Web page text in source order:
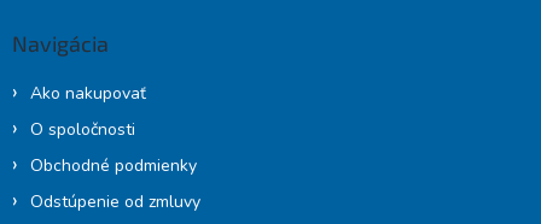
Navigácia
Ako nakupovať
O spoločnosti
Obchodné podmienky
Odstúpenie od zmluvy